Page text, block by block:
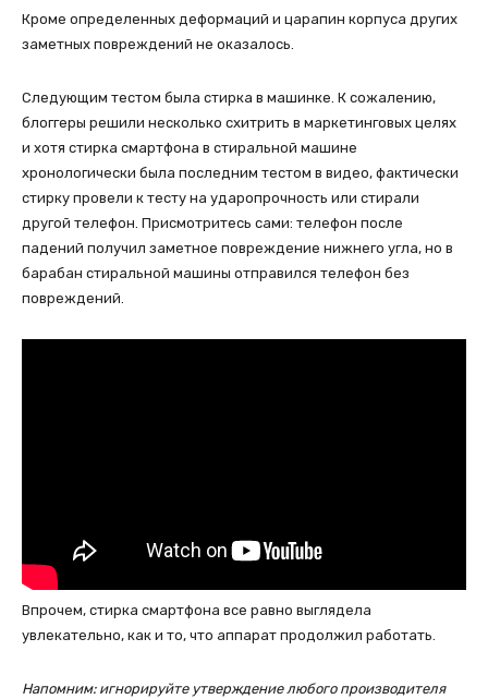
Кроме определенных деформаций и царапин корпуса других
заметных повреждений не оказалось.
Следующим тестом была стирка в машинке. К сожалению,
блоггеры решили несколько схитрить в маркетинговых целях
и хотя стирка смартфона в стиральной машине
хронологически была последним тестом в видео, фактически
стирку провели к тесту на ударопрочность или стирали
другой телефон. Присмотритесь сами: телефон после
падений получил заметное повреждение нижнего угла, но в
барабан стиральной машины отправился телефон без
повреждений.
Впрочем, стирка смартфона все равно выглядела
увлекательно, как и то, что аппарат продолжил работать.
Напомним: игнорируйте утверждение любого производителя